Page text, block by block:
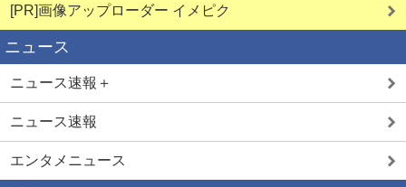
[PR]画像アップローダー イメピク
ニュース
ニュース速報＋
ニュース速報
エンタメニュース